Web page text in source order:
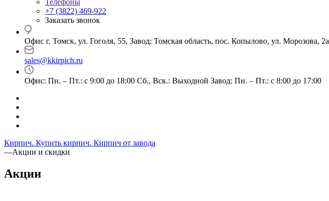
Телефоны
+7 (3822) 469-922
Заказать звонок
Офис г. Томск, ул. Гоголя, 55, Завод: Томская область, пос. Копылово, ул. Морозова, 2а
sales@kkirpich.ru
Офис: Пн. – Пт.: с 9:00 до 18:00 Сб., Вск.: Выходной Завод: Пн. – Пт.: с 8:00 до 17:00
Кирпич. Купить кирпич. Кирпич от завода
—Акции и скидки
Акции